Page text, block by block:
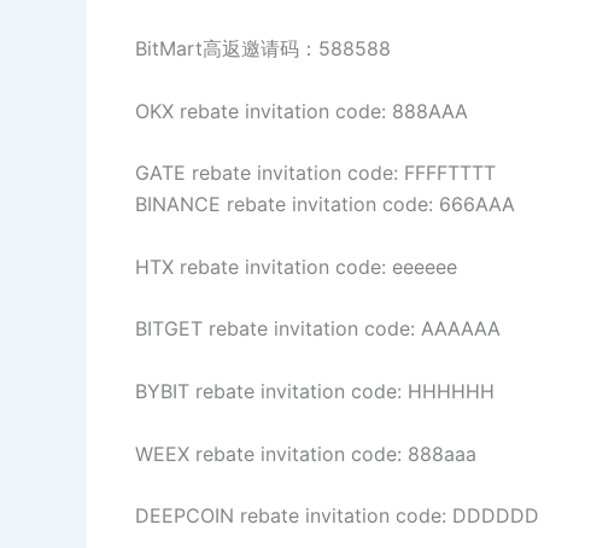
BitMart高返邀请码：588588
OKX rebate invitation code: 888AAA
GATE rebate invitation code: FFFFTTTT
BINANCE rebate invitation code: 666AAA
HTX rebate invitation code: eeeeee
BITGET rebate invitation code: AAAAAA
BYBIT rebate invitation code: HHHHHH
WEEX rebate invitation code: 888aaa
DEEPCOIN rebate invitation code: DDDDDD